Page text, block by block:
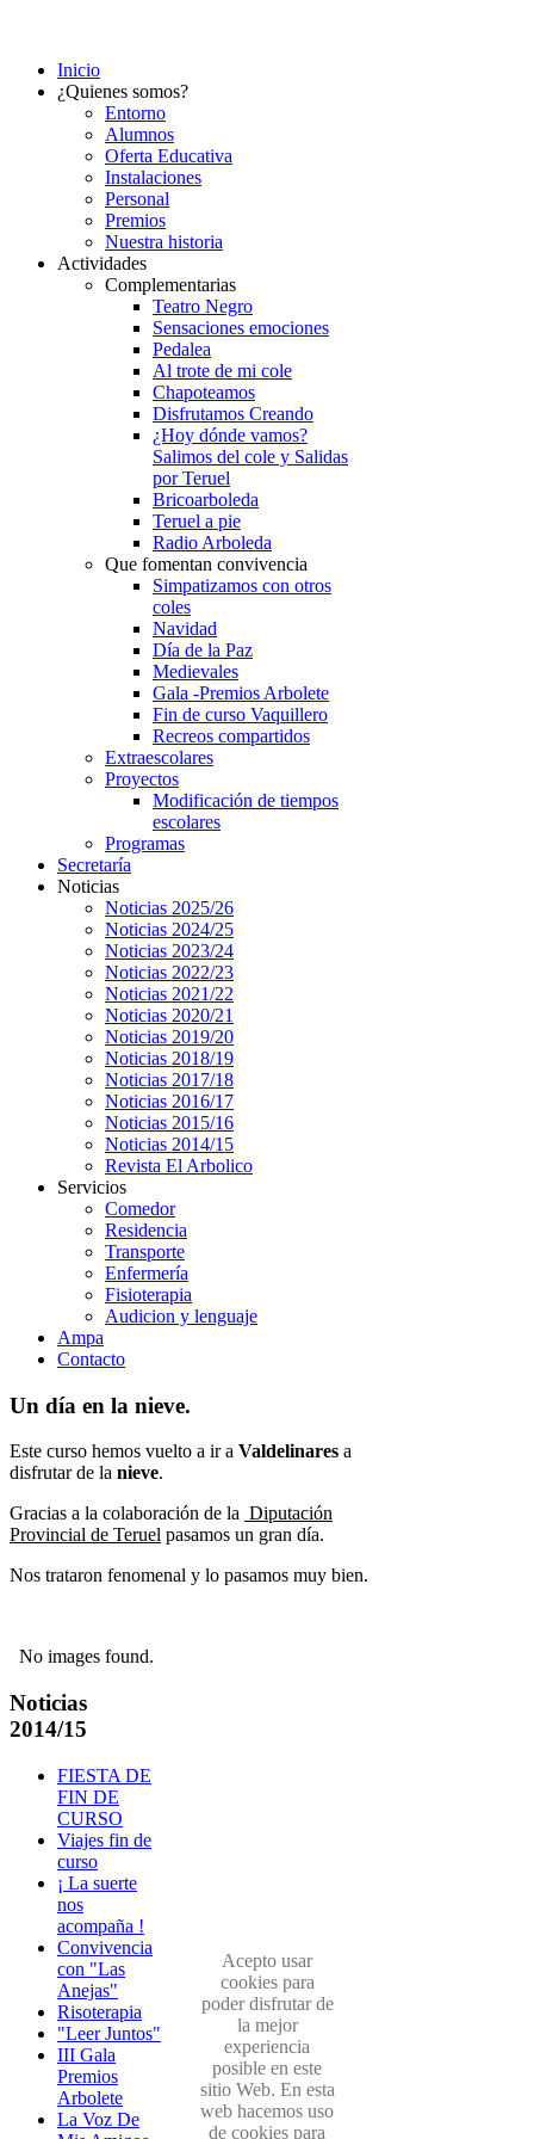
Inicio
¿Quienes somos?
Entorno
Alumnos
Oferta Educativa
Instalaciones
Personal
Premios
Nuestra historia
Actividades
Complementarias
Teatro Negro
Sensaciones emociones
Pedalea
Al trote de mi cole
Chapoteamos
Disfrutamos Creando
¿Hoy dónde vamos?
Salimos del cole y Salidas
por Teruel
Bricoarboleda
Teruel a pie
Radio Arboleda
Que fomentan convivencia
Simpatizamos con otros
coles
Navidad
Día de la Paz
Medievales
Gala -Premios Arbolete
Fin de curso Vaquillero
Recreos compartidos
Extraescolares
Proyectos
Modificación de tiempos
escolares
Programas
Secretaría
Noticias
Noticias 2025/26
Noticias 2024/25
Noticias 2023/24
Noticias 2022/23
Noticias 2021/22
Noticias 2020/21
Noticias 2019/20
Noticias 2018/19
Noticias 2017/18
Noticias 2016/17
Noticias 2015/16
Noticias 2014/15
Revista El Arbolico
Servicios
Comedor
Residencia
Transporte
Enfermería
Fisioterapia
Audicion y lenguaje
Ampa
Contacto
Un día en la nieve.
Este curso hemos vuelto a ir a Valdelinares a
disfrutar de la nieve.
Gracias a la colaboración de la Diputación
Provincial de Teruel pasamos un gran día.
Nos trataron fenomenal y lo pasamos muy bien.
No images found.
Noticias
2014/15
FIESTA DE
FIN DE
CURSO
Viajes fin de
curso
¡ La suerte
nos
acompaña !
Convivencia
con "Las
Anejas"
Risoterapia
"Leer Juntos"
III Gala
Premios
Arbolete
La Voz De
Acepto usar
cookies para
poder disfrutar de
la mejor
experiencia
posible en este
sitio Web. En esta
web hacemos uso
de cookies para